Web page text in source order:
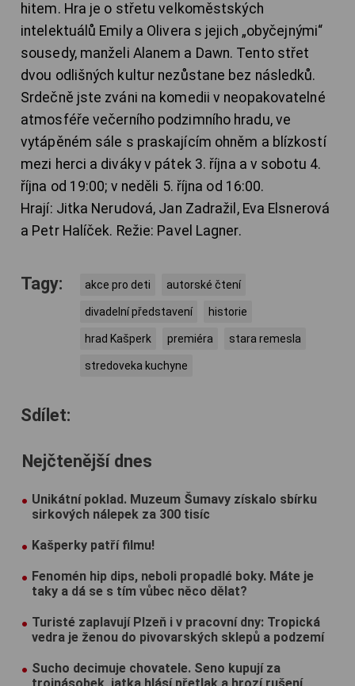
hitem. Hra je o střetu velkoměstských
intelektuálů Emily a Olivera s jejich „obyčejnými“
sousedy, manželi Alanem a Dawn. Tento střet
dvou odlišných kultur nezůstane bez následků.
Srdečně jste zváni na komedii v neopakovatelné
atmosféře večerního podzimního hradu, ve
vytápěném sále s praskajícím ohněm a blízkostí
mezi herci a diváky v pátek 3. října a v sobotu 4.
října od 19:00; v neděli 5. října od 16:00.
Hrají: Jitka Nerudová, Jan Zadražil, Eva Elsnerová
a Petr Halíček. Režie: Pavel Lagner.
Tagy: akce pro deti autorské čtení
divadelní představení historie
hrad Kašperk premiéra stara remesla
stredoveka kuchyne
Sdílet:
Nejčtenější dnes
Unikátní poklad. Muzeum Šumavy získalo sbírku
sirkových nálepek za 300 tisíc
Kašperky patří filmu!
Fenomén hip dips, neboli propadlé boky. Máte je
taky a dá se s tím vůbec něco dělat?
Turisté zaplavují Plzeň i v pracovní dny: Tropická
vedra je ženou do pivovarských sklepů a podzemí
Sucho decimuje chovatele. Seno kupují za